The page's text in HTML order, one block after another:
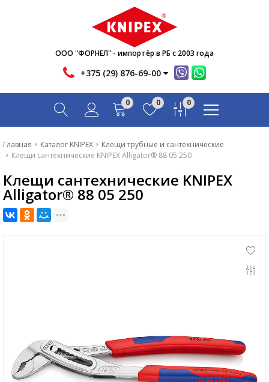
ООО "ФОРНЕЛ" - импортёр в РБ с 2003 года
+375 (29) 876-69-00
Главная
Каталог
Новости
0 0 0
Главная Каталог KNIPEX
Клещи трубные и сантехнические
Клещи сантехнические KNIPEX Alligator® 88 05 250
Клещи сантехнические KNIPEX
Alligator® 88 05 250
Новости
Акции
Инфо
Контакты
Вопрос-ответ